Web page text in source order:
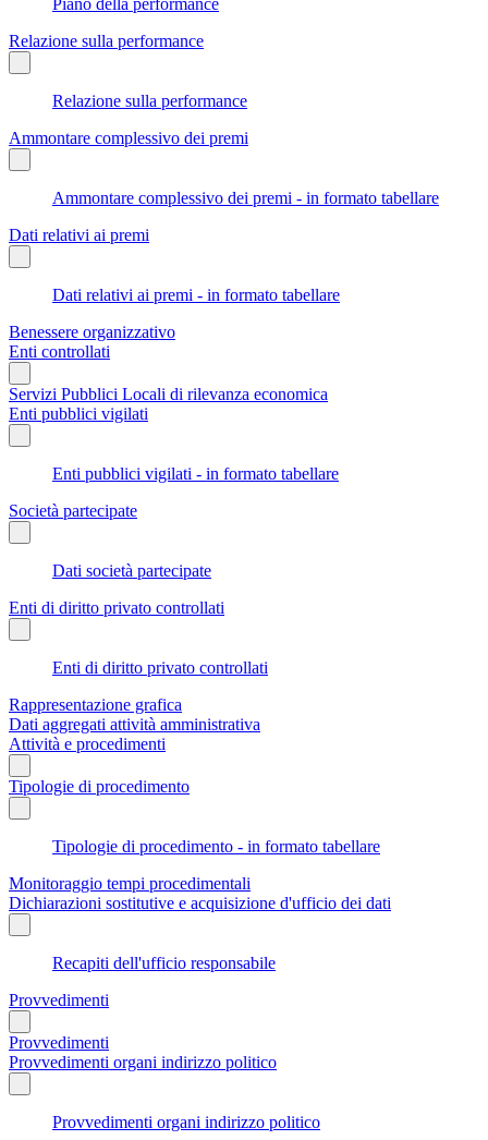
Relazione sulla performance
Relazione sulla performance
Ammontare complessivo dei premi
Ammontare complessivo dei premi - in formato tabellare
Dati relativi ai premi
Dati relativi ai premi - in formato tabellare
Benessere organizzativo
Enti controllati
Servizi Pubblici Locali di rilevanza economica
Enti pubblici vigilati
Enti pubblici vigilati - in formato tabellare
Società partecipate
Dati società partecipate
Enti di diritto privato controllati
Enti di diritto privato controllati
Rappresentazione grafica
Dati aggregati attività amministrativa
Attività e procedimenti
Tipologie di procedimento
Tipologie di procedimento - in formato tabellare
Monitoraggio tempi procedimentali
Dichiarazioni sostitutive e acquisizione d'ufficio dei dati
Recapiti dell'ufficio responsabile
Provvedimenti
Provvedimenti
Provvedimenti organi indirizzo politico
Provvedimenti organi indirizzo politico